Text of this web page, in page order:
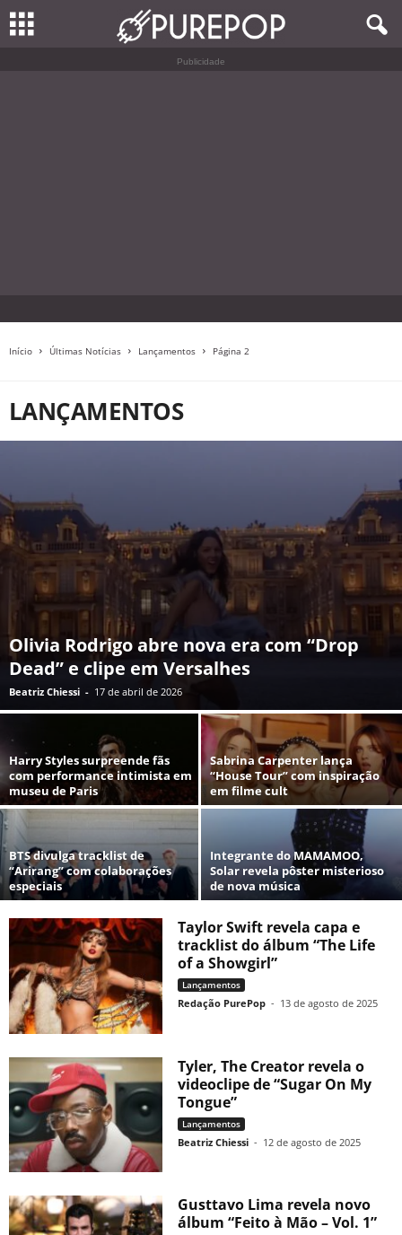
Publicidade
Início Últimas Notícias Lançamentos Página 2
LANÇAMENTOS
Olivia Rodrigo abre nova era com “Drop
Dead” e clipe em Versalhes
Beatriz Chiessi - 17 de abril de 2026
Harry Styles surpreende fãs
com performance intimista em
museu de Paris
Sabrina Carpenter lança
“House Tour” com inspiração
em filme cult
BTS divulga tracklist de
“Arirang” com colaborações
especiais
Integrante do MAMAMOO,
Solar revela pôster misterioso
de nova música
Taylor Swift revela capa e
tracklist do álbum “The Life
of a Showgirl”
Lançamentos
Redação PurePop - 13 de agosto de 2025
Tyler, The Creator revela o
videoclipe de “Sugar On My
Tongue”
Lançamentos
Beatriz Chiessi - 12 de agosto de 2025
Gusttavo Lima revela novo
álbum “Feito à Mão – Vol. 1”